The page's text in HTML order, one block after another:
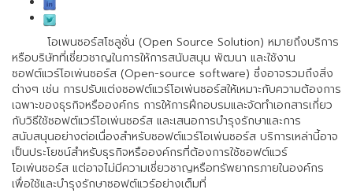
โอเพนซอร์สโซลูชั่น (Open Source Solution) หมายถึงบริการ
หรือบริษัทที่เชี่ยวชาญในการให้การสนับสนุน พัฒนา และใช้งาน
ซอฟต์แวร์โอเพ่นซอร์ส (Open-source software) ซึ่งอาจรวมถึงสิ่ง
ต่างๆ เช่น การปรับแต่งซอฟต์แวร์โอเพ่นซอร์สให้เหมาะกับความต้องการ
เฉพาะของธุรกิจหรือองค์กร การให้การฝึกอบรมและจัดทำเอกสารเกี่ยว
กับวิธีใช้ซอฟต์แวร์โอเพ่นซอร์ส และเสนอการบำรุงรักษาและการ
สนับสนุนอย่างต่อเนื่องสำหรับซอฟต์แวร์โอเพ่นซอร์ส บริการเหล่านี้อาจ
เป็นประโยชน์สำหรับธุรกิจหรือองค์กรที่ต้องการใช้ซอฟต์แวร์
โอเพ่นซอร์ส แต่อาจไม่มีความเชี่ยวชาญหรือทรัพยากรภายในองค์กร
เพื่อใช้และบำรุงรักษาซอฟต์แวร์อย่างเต็มที่